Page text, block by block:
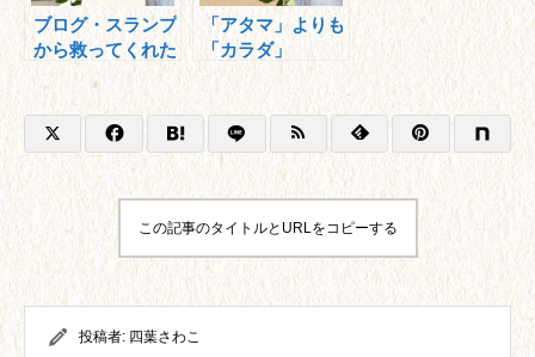
ブログ・スランプ
から救ってくれた
本「伝わる・揺さ
ぶる！文章を書
く」
「アタマ」よりも
「カラダ」
この記事のタイトルとURLをコピーする
投稿者: 四葉さわこ